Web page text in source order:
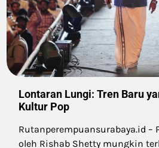
Lontaran Lungi: Tren Baru
Kultur Pop
Rutanperempuansurabaya.id –
oleh Rishab Shetty mungkin